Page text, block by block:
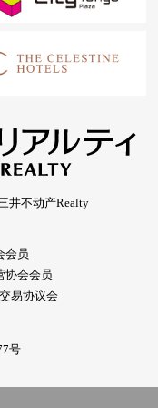
井不动产Realty
会员
协会会员
易协议会
号